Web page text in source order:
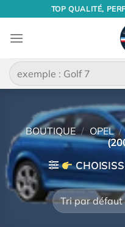
contenu
TOP QUALITÉ,
Recherche
pour :
BOUTIQUE / OPEL /